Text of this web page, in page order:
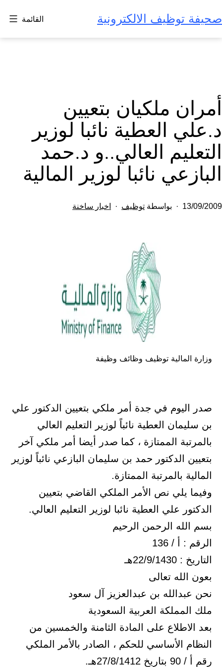
إلى
المحتوى
صحيفة توظيف الالكترونية القائمة
أمران ملكيان بتعيين
د.علي العطية نائبا لوزير
التعليم العالي..و د.حمد
البازعي نائبا لوزير المالية
تم
13/09/2009 بواسطة توظيف
مصنف
اخبار ساخنة
وزارة المالية توظيف وظائف وظيفة
صدر اليوم في جدة أمر ملكي بتعيين الدكتور علي
بن سليمان العطية نائباً لوزير التعليم العالي
بالمرتبة الممتازة ، كما صدر أيضا أمر ملكي آخر
بتعيين الدكتور حمد بن سليمان البازعي نائباً لوزير
المالية بالمرتبة الممتازة.
وفيما يلي نص الأمر الملكي القاضي بتعيين
الدكتور علي العطية نائبا لوزير التعليم العالي.
بسم الله الرحمن الرحيم
الرقم : أ / 136
التاريخ : 22/9/1430هـ
بعون الله تعالى
نحن عبدالله بن عبدالعزيز آل سعود
ملك المملكة العربية السعودية
بعد الاطلاع على المادة الثامنة والخمسين من
النظام الأساسي للحكم ، الصادر بالأمر الملكي
رقم أ / 90 بتاريخ 27/8/1412هـ.